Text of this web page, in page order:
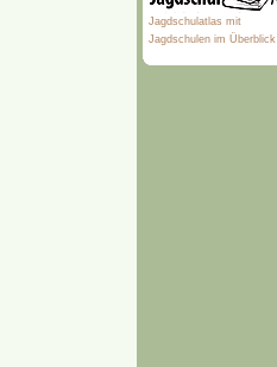
Jagdschulatlas mit
Jagdschulen im Überblick